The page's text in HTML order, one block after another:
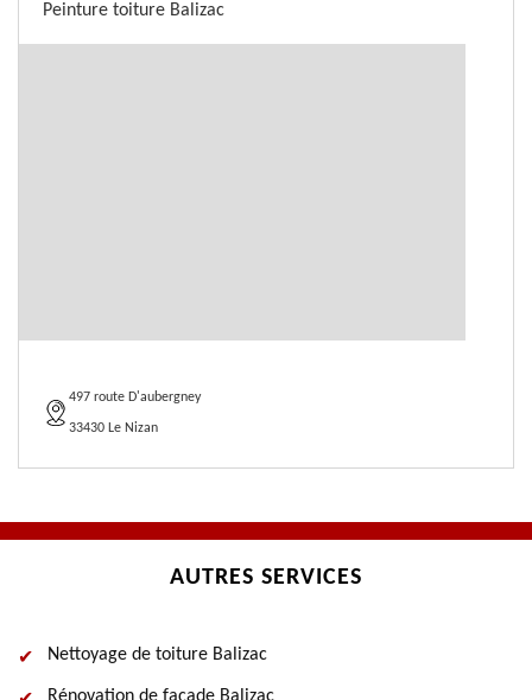
Peinture toiture Balizac
497 route D'aubergney
33430 Le Nizan
AUTRES SERVICES
Nettoyage de toiture Balizac